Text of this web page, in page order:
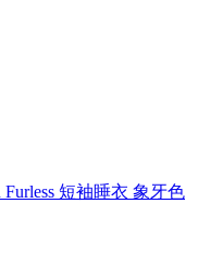
Furless 短袖睡衣 象牙色